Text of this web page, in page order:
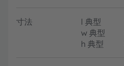
寸法 l 典型
w 典型
h 典型